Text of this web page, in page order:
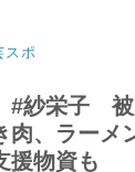
スポ
#紗栄子
肉、ラーメ
物資も